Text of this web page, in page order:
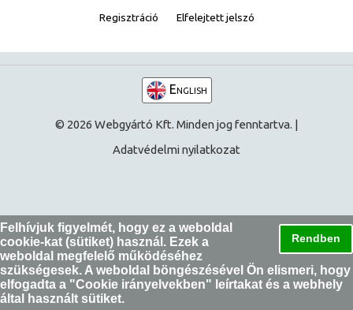
Rendben
Felhívjuk figyelmét, hogy ez a weboldal
cookie-kat (sütiket) használ. Ezek a
weboldal megfelelő működéséhez
szükségesek. A weboldal böngészésével Ön elismeri, hogy
elfogadta a "Cookie irányelvekben" leírtakat és a webhely
által használt sütiket.
Regisztráció Elfelejtett jelszó
English
© 2026 Webgyártó Kft. Minden jog fenntartva. |
Adatvédelmi nyilatkozat